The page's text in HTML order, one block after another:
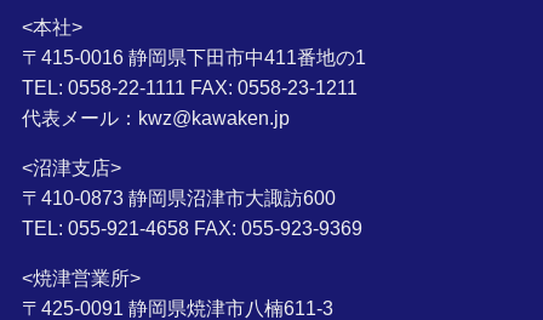
<本社>
〒415-0016 静岡県下田市中411番地の1
TEL: 0558-22-1111 FAX: 0558-23-1211
代表メール：kwz@kawaken.jp
<沼津支店>
〒410-0873 静岡県沼津市大諏訪600
TEL: 055-921-4658 FAX: 055-923-9369
<焼津営業所>
〒425-0091 静岡県焼津市八楠611-3